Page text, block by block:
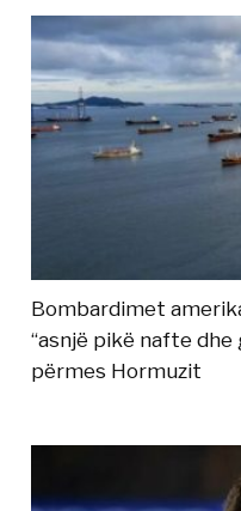
Bombardimet
“asnjë pikë nafte dhe
përmes Hormuzit